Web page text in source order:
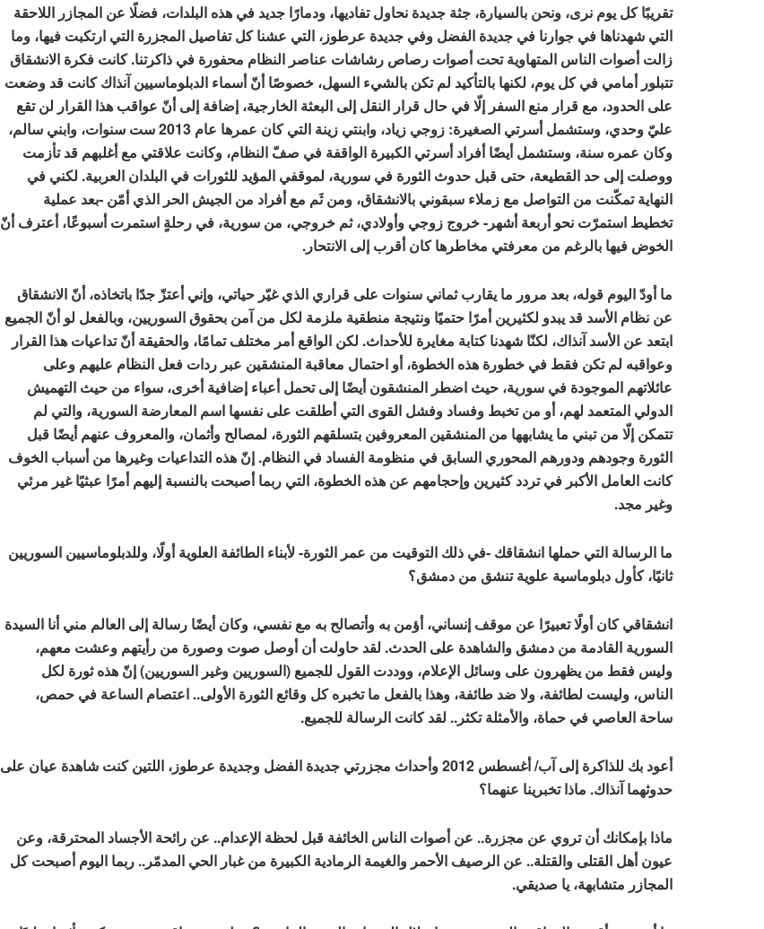
تقريبًا كل يوم نرى، ونحن بالسيارة، جثة جديدة نحاول تفاديها، ودمارًا جديد في هذه البلدات، فضلًا عن المجازر اللاحقة
التي شهدناها في جوارنا في جديدة الفضل وفي جديدة عرطوز، التي عشنا كل تفاصيل المجزرة التي ارتكبت فيها، وما
زالت أصوات الناس المتهاوية تحت أصوات رصاص رشاشات عناصر النظام محفورة في ذاكرتنا. كانت فكرة الانشقاق
تتبلور أمامي في كل يوم، لكنها بالتأكيد لم تكن بالشيء السهل، خصوصًا أنّ أسماء الدبلوماسيين آنذاك كانت قد وضعت
على الحدود، مع قرار منع السفر إلّا في حال قرار النقل إلى البعثة الخارجية، إضافة إلى أنّ عواقب هذا القرار لن تقع
عليّ وحدي، وستشمل أسرتي الصغيرة: زوجي زياد، وابنتي زينة التي كان عمرها عام 2013 ست سنوات، وابني سالم،
وكان عمره سنة، وستشمل أيضًا أفراد أسرتي الكبيرة الواقفة في صفّ النظام، وكانت علاقتي مع أغلبهم قد تأزمت
ووصلت إلى حد القطيعة، حتى قبل حدوث الثورة في سورية، لموقفي المؤيد للثورات في البلدان العربية. لكني في
النهاية تمكّنت من التواصل مع زملاء سبقوني بالانشقاق، ومن ثَم مع أفراد من الجيش الحر الذي أمّن -بعد عملية
تخطيط استمرّت نحو أربعة أشهر- خروج زوجي وأولادي، ثم خروجي، من سورية، في رحلةٍ استمرت أسبوعًا، أعترف أنّ
الخوض فيها بالرغم من معرفتي مخاطرها كان أقرب إلى الانتحار.
ما أودّ اليوم قوله، بعد مرور ما يقارب ثماني سنوات على قراري الذي غيّر حياتي، وإني أعتزّ جدًا باتخاذه، أنّ الانشقاق
عن نظام الأسد قد يبدو لكثيرين أمرًا حتميًا ونتيجة منطقية ملزمة لكل من آمن بحقوق السوريين، وبالفعل لو أنّ الجميع
ابتعد عن الأسد آنذاك، لكنّا شهدنا كتابة مغايرة للأحداث. لكن الواقع أمر مختلف تمامًا، والحقيقة أنّ تداعيات هذا القرار
وعواقبه لم تكن فقط في خطورة هذه الخطوة، أو احتمال معاقبة المنشقين عبر ردات فعل النظام عليهم وعلى
عائلاتهم الموجودة في سورية، حيث اضطر المنشقون أيضًا إلى تحمل أعباء إضافية أخرى، سواء من حيث التهميش
الدولي المتعمد لهم، أو من تخبط وفساد وفشل القوى التي أطلقت على نفسها اسم المعارضة السورية، والتي لم
تتمكن إلّا من تبني ما يشابهها من المنشقين المعروفين بتسلقهم الثورة، لمصالح وأثمان، والمعروف عنهم أيضًا قبل
الثورة وجودهم ودورهم المحوري السابق في منظومة الفساد في النظام. إنّ هذه التداعيات وغيرها من أسباب الخوف
كانت العامل الأكبر في تردد كثيرين وإحجامهم عن هذه الخطوة، التي ربما أصبحت بالنسبة إليهم أمرًا عبثيًا غير مرئي
وغير مجد.
ما الرسالة التي حملها انشقاقك -في ذلك التوقيت من عمر الثورة- لأبناء الطائفة العلوية أولًا، وللدبلوماسيين السوريين
ثانيًا، كأول دبلوماسية علوية تنشق من دمشق؟
انشقاقي كان أولًا تعبيرًا عن موقف إنساني، أؤمن به وأتصالح به مع نفسي، وكان أيضًا رسالة إلى العالم مني أنا السيدة
السورية القادمة من دمشق والشاهدة على الحدث. لقد حاولت أن أوصل صوت وصورة من رأيتهم وعشت معهم،
وليس فقط من يظهرون على وسائل الإعلام، ووددت القول للجميع (السوريين وغير السوريين) إنّ هذه ثورة لكل
الناس، وليست لطائفة، ولا ضد طائفة، وهذا بالفعل ما تخبره كل وقائع الثورة الأولى.. اعتصام الساعة في حمص،
ساحة العاصي في حماة، والأمثلة تكثر.. لقد كانت الرسالة للجميع.
أعود بك للذاكرة إلى آب/ أغسطس 2012 وأحداث مجزرتي جديدة الفضل وجديدة عرطوز، اللتين كنت شاهدة عيان على
حدوثهما آنذاك. ماذا تخبرينا عنهما؟
ماذا بإمكانك أن تروي عن مجزرة.. عن أصوات الناس الخائفة قبل لحظة الإعدام.. عن رائحة الأجساد المحترقة، وعن
عيون أهل القتلى والقتلة.. عن الرصيف الأحمر والغيمة الرمادية الكبيرة من غبار الحي المدمّر.. ربما اليوم أصبحت كل
المجازر متشابهة، يا صديقي.